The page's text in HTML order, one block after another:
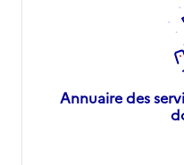
Annuaire des